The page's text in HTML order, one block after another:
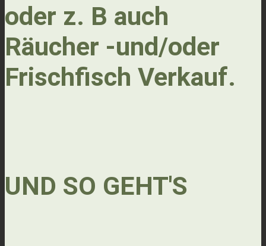
oder z. B auch
Räucher -und/oder
Frischfisch Verkauf.
UND SO GEHT'S